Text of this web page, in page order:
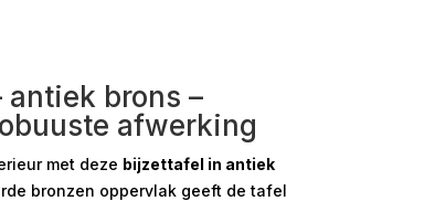
brons –
afwerking
met deze bijzettafel in antiek
bronzen oppervlak geeft de tafel